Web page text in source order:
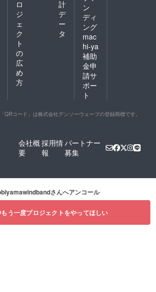
ロ
ジ
ェ
ク
ト
の
広
め
方
計
デ
ー
タ
ン
ディ
ング
mac
hi-ya
補助
金申
請サ
ポー
ト
「QRコード」は株式会社デンソーウェーブの登録商標です。
会社概
要
採用情
報
パートナー
募集
さんへアンコール
もう一度プロジェクトをやってほしい